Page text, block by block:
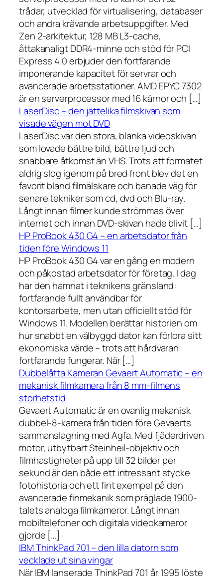
trådar, utvecklad för virtualisering, databaser
och andra krävande arbetsuppgifter. Med
Zen 2-arkitektur, 128 MB L3-cache,
åttakanaligt DDR4-minne och stöd för PCI
Express 4.0 erbjuder den fortfarande
imponerande kapacitet för servrar och
avancerade arbetsstationer. AMD EPYC 7302
är en serverprocessor med 16 kärnor och […]
LaserDisc – den jättelika filmskivan som
visade vägen mot DVD
LaserDisc var den stora, blanka videoskivan
som lovade bättre bild, bättre ljud och
snabbare åtkomst än VHS. Trots att formatet
aldrig slog igenom på bred front blev det en
favorit bland filmälskare och banade väg för
senare tekniker som cd, dvd och Blu-ray.
Långt innan filmer kunde strömmas över
internet och innan DVD-skivan hade blivit […]
HP ProBook 430 G4 – en arbetsdator från
tiden före Windows 11
HP ProBook 430 G4 var en gång en modern
och påkostad arbetsdator för företag. I dag
har den hamnat i teknikens gränsland:
fortfarande fullt användbar för
kontorsarbete, men utan officiellt stöd för
Windows 11. Modellen berättar historien om
hur snabbt en välbyggd dator kan förlora sitt
ekonomiska värde – trots att hårdvaran
fortfarande fungerar. När […]
Dubbelåtta Kameran Gevaert Automatic – en
mekanisk filmkamera från 8 mm-filmens
storhetstid
Gevaert Automatic är en ovanlig mekanisk
dubbel-8-kamera från tiden före Gevaerts
sammanslagning med Agfa. Med fjäderdriven
motor, utbytbart Steinheil-objektiv och
filmhastigheter på upp till 32 bilder per
sekund är den både ett intressant stycke
fotohistoria och ett fint exempel på den
avancerade finmekanik som präglade 1900-
talets analoga filmkameror. Långt innan
mobiltelefoner och digitala videokameror
gjorde […]
IBM ThinkPad 701 – den lilla datorn som
vecklade ut sina vingar
När IBM lanserade ThinkPad 701 år 1995 löste